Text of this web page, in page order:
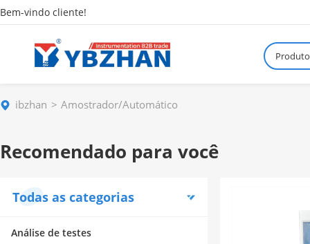
Bem-vindo cliente!
ibzhan Amostrador/Automático
Recomendado para você
Todas as categorias
Análise de testes